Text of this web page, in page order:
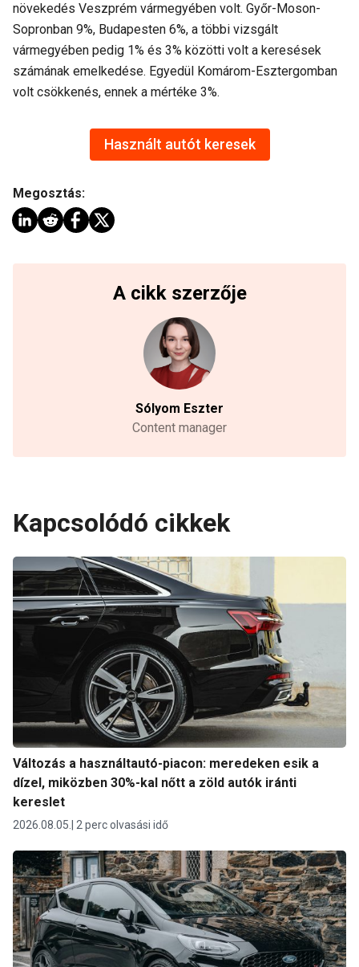
növekedés Veszprém vármegyében volt. Győr-Moson-
Sopronban 9%, Budapesten 6%, a többi vizsgált
vármegyében pedig 1% és 3% közötti volt a keresések
számának emelkedése. Egyedül Komárom-Esztergomban
volt csökkenés, ennek a mértéke 3%.
Használt autót keresek
Megosztás:
A cikk szerzője
Sólyom Eszter
Content manager
Kapcsolódó cikkek
Változás a használtautó-piacon: meredeken esik a
dízel, miközben 30%-kal nőtt a zöld autók iránti
kereslet
2026.08.05. 2 perc olvasási idő